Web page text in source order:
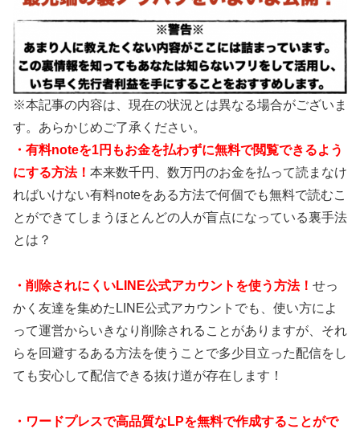
※本記事の内容は、現在の状況とは異なる場合がございま
す。あらかじめご了承ください。
・有料noteを1円もお金を払わずに無料で閲覧できるよう
にする方法！ 本来数千円、数万円のお金を払って読まなけ
ればいけない有料noteをある方法で何個でも無料で読むこ
とができてしまうほとんどの人が盲点になっている裏手法
とは？
・ 削除されにくいLINE公式アカウントを使う方法！ せっ
かく友達を集めたLINE公式アカウントでも、使い方によ
って運営からいきなり削除されることがありますが、それ
らを回避するある方法を使うことで多少目立った配信をし
ても安心して配信できる抜け道が存在します！
・ ワードプレスで高品質なLPを無料で作成することがで